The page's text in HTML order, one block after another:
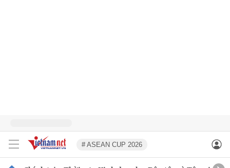
# ASEAN CUP 2026